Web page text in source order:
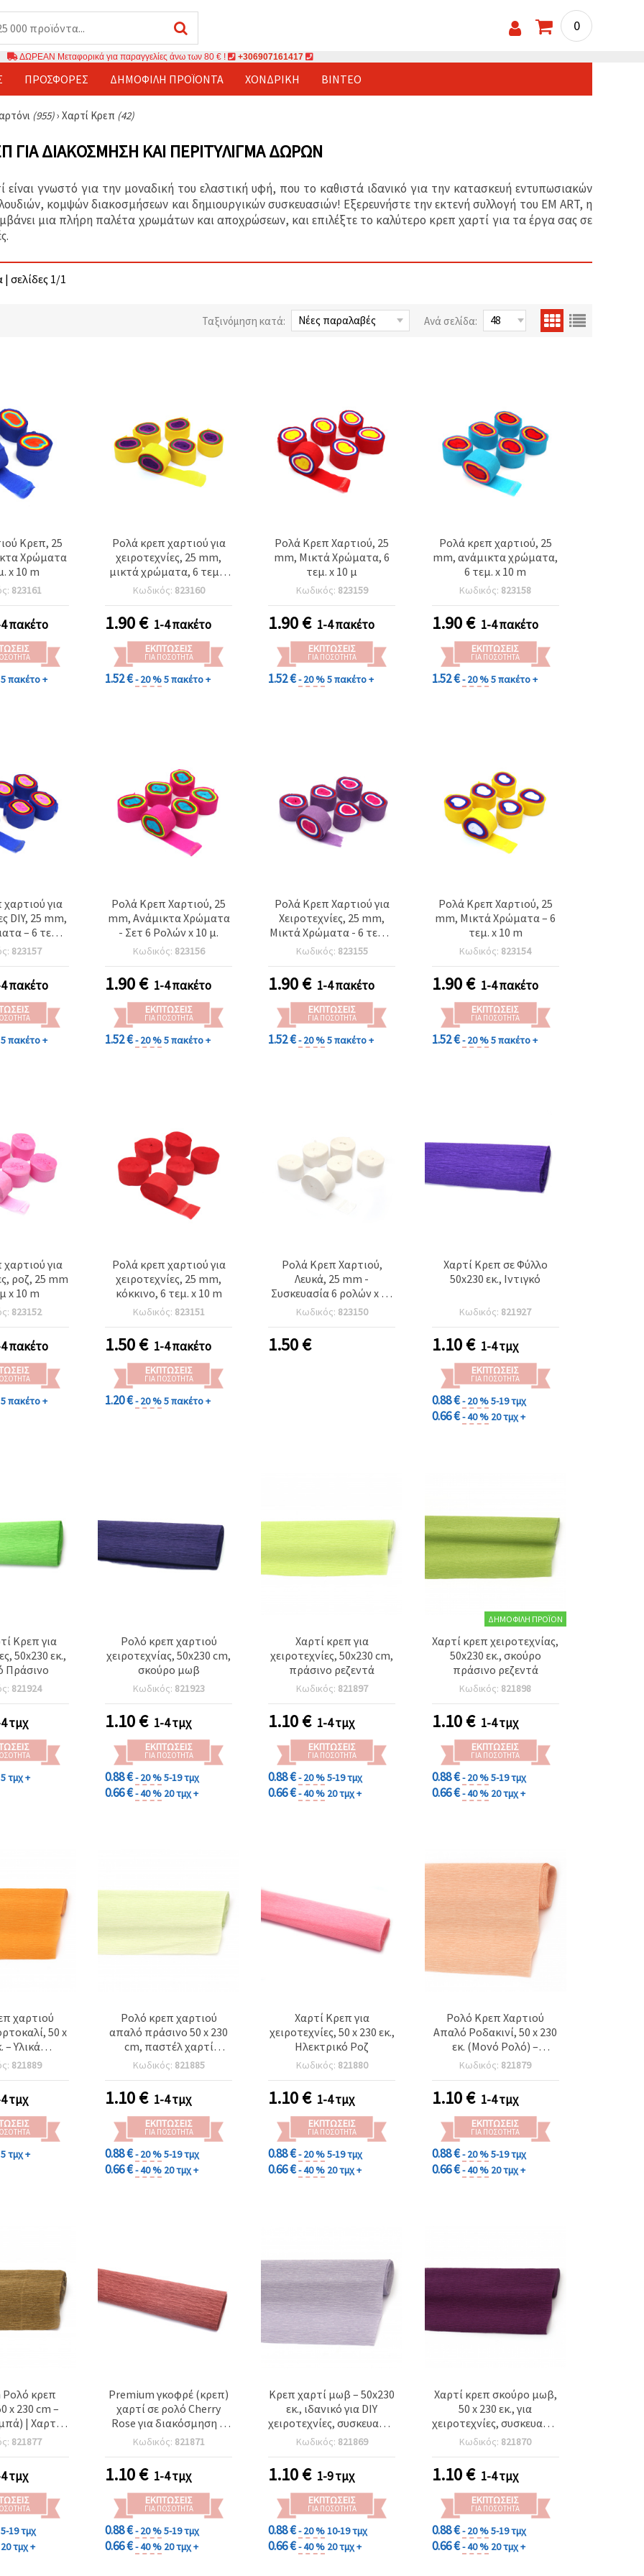
0
ΔΩΡΕΑΝ Μεταφορικά για παραγγελίες άνω των 80 € ! +306907161417
ΠΡΟΣΦΟΡΈΣ ΔΗΜΟΦΙΛΉ ΠΡΟΪΌΝΤΑ ΧΟΝΔΡΙΚΉ ΒΊΝΤΕΟ
(955)› Χαρτί Κρεπ (42)
ΓΙΑ ΔΙΑΚΌΣΜΗΣΗ ΚΑΙ ΠΕΡΙΤΎΛΙΓΜΑ ΔΏΡΩΝ
είναι γνωστό για την μοναδική του ελαστική υφή, που το καθιστά ιδανικό για την κατασκευή εντυπωσιακών
κομψών διακοσμήσεων και δημιουργικών συσκευασιών! Εξερευνήστε την εκτενή συλλογή του EM ART, η
μια πλήρη παλέτα χρωμάτων και αποχρώσεων, και επιλέξτε το καλύτερο κρεπ χαρτί για τα έργα σας σε
| σελίδες 1/1
Ταξινόμηση κατά: Ανά σελίδα:
Κρεπ, 25
Χρώματα
x 10 m
823161
πακέτο
5 πακέτο +
Ρολά κρεπ χαρτιού για
χειροτεχνίες, 25 mm,
μικτά χρώματα, 6 τεμ. x
10 m
Κωδικός: 823160
1.90€ 1-4 πακέτο
ΕΚΠΤΏΣΕΙΣ
ΓΙΑ ΠΟΣΌΤΗΤΑ
1.52 €- 20 %5 πακέτο +
Ρολά Κρεπ Χαρτιού, 25
mm, Μικτά Χρώματα, 6
τεμ. x 10 μ
Κωδικός: 823159
1.90€ 1-4 πακέτο
ΕΚΠΤΏΣΕΙΣ
ΓΙΑ ΠΟΣΌΤΗΤΑ
1.52 €- 20 %5 πακέτο +
Ρολά κρεπ χαρτιού, 25
mm, ανάμικτα χρώματα,
6 τεμ. x 10 m
Κωδικός: 823158
1.90€ 1-4 πακέτο
ΕΚΠΤΏΣΕΙΣ
ΓΙΑ ΠΟΣΌΤΗΤΑ
1.52 €- 20 %5 πακέτο +
για
DIY, 25 mm,
– 6 τεμ. x
m823157
πακέτο
5 πακέτο +
Ρολά Κρεπ Χαρτιού, 25
mm, Ανάμικτα Χρώματα
- Σετ 6 Ρολών x 10 μ.
Κωδικός: 823156
1.90€ 1-4 πακέτο
ΕΚΠΤΏΣΕΙΣ
ΓΙΑ ΠΟΣΌΤΗΤΑ
1.52 €- 20 %5 πακέτο +
Ρολά Κρεπ Χαρτιού για
Χειροτεχνίες, 25 mm,
Μικτά Χρώματα - 6 τεμ. x
10 μ.
Κωδικός: 823155
1.90€ 1-4 πακέτο
ΕΚΠΤΏΣΕΙΣ
ΓΙΑ ΠΟΣΌΤΗΤΑ
1.52 €- 20 %5 πακέτο +
Ρολά Κρεπ Χαρτιού, 25
mm, Μικτά Χρώματα – 6
τεμ. x 10 m
Κωδικός: 823154
1.90€ 1-4 πακέτο
ΕΚΠΤΏΣΕΙΣ
ΓΙΑ ΠΟΣΌΤΗΤΑ
1.52 €- 20 %5 πακέτο +
για
ροζ, 25 mm
x 10 m
823152
πακέτο
5 πακέτο +
Ρολά κρεπ χαρτιού για
χειροτεχνίες, 25 mm,
κόκκινο, 6 τεμ. x 10 m
Κωδικός: 823151
1.50€ 1-4 πακέτο
ΕΚΠΤΏΣΕΙΣ
ΓΙΑ ΠΟΣΌΤΗΤΑ
1.20 €- 20 %5 πακέτο +
Ρολά Κρεπ Χαρτιού,
Λευκά, 25 mm -
Συσκευασία 6 ρολών x 10
m
Κωδικός: 823150
1.50€
Χαρτί Κρεπ σε Φύλλο
50x230 εκ., Ιντιγκό
Κωδικός: 821927
1.10€ 1-4 τμχ
ΕΚΠΤΏΣΕΙΣ
ΓΙΑ ΠΟΣΌΤΗΤΑ
0.88 €- 20 %5-19 τμχ
0.66 €- 40 % 20 τμχ +
Κρεπ για
50x230 εκ.,
Πράσινο
821924
τμχ
5 τμχ +
Ρολό κρεπ χαρτιού
χειροτεχνίας, 50x230 cm,
σκούρο μωβ
Κωδικός: 821923
1.10€ 1-4 τμχ
ΕΚΠΤΏΣΕΙΣ
ΓΙΑ ΠΟΣΌΤΗΤΑ
0.88 €- 20 %5-19 τμχ
0.66 €- 40 % 20 τμχ +
Χαρτί κρεπ για
χειροτεχνίες, 50x230 cm,
πράσινο ρεζεντά
Κωδικός: 821897
1.10€ 1-4 τμχ
ΕΚΠΤΏΣΕΙΣ
ΓΙΑ ΠΟΣΌΤΗΤΑ
0.88 €- 20 %5-19 τμχ
0.66 €- 40 % 20 τμχ +
ΔΗΜΟΦΙΛΉ ΠΡΟΪΌΝ
Χαρτί κρεπ χειροτεχνίας,
50x230 εκ., σκούρο
πράσινο ρεζεντά
Κωδικός: 821898
1.10€ 1-4 τμχ
ΕΚΠΤΏΣΕΙΣ
ΓΙΑ ΠΟΣΌΤΗΤΑ
0.88 €- 20 %5-19 τμχ
0.66 €- 40 % 20 τμχ +
χαρτιού
50 x
– Υλικά
για
λουλούδια,
πάρτι και
δώρων
821889
τμχ
5 τμχ +
Ρολό κρεπ χαρτιού
απαλό πράσινο 50 x 230
cm, παστέλ χαρτί
χειροτεχνίας για DIY
κατασκευές, κατασκευή
λουλουδιών, διακόσμηση
πάρτι, τύλιγμα δώρου
και σχολικές εργασίες
Κωδικός: 821885
1.10€ 1-4 τμχ
ΕΚΠΤΏΣΕΙΣ
ΓΙΑ ΠΟΣΌΤΗΤΑ
0.88 €- 20 %5-19 τμχ
0.66 €- 40 % 20 τμχ +
Χαρτί Κρεπ για
χειροτεχνίες, 50 x 230 εκ.,
Ηλεκτρικό Ροζ
Κωδικός: 821880
1.10€ 1-4 τμχ
ΕΚΠΤΏΣΕΙΣ
ΓΙΑ ΠΟΣΌΤΗΤΑ
0.88 €- 20 %5-19 τμχ
0.66 €- 40 % 20 τμχ +
Ρολό Κρεπ Χαρτιού
Απαλό Ροδακινί, 50 x 230
εκ. (Μονό Ρολό) –
Ανάγλυφο Χαρτί
Χειροτεχνίας για DIY
Λουλούδια, Περιτύλιγμα
Δώρων & Διακόσμηση
Πάρτι
Κωδικός: 821879
1.10€ 1-4 τμχ
ΕΚΠΤΏΣΕΙΣ
ΓΙΑ ΠΟΣΌΤΗΤΑ
0.88 €- 20 %5-19 τμχ
0.66 €- 40 % 20 τμχ +
κρεπ
x 230 cm –
| Χαρτί
για DIY,
τύλιγμα
821877
τμχ
5-19 τμχ
20 τμχ +
Premium γκοφρέ (κρεπ)
χαρτί σε ρολό Cherry
Rose για διακόσμηση &
χειροτεχνίες, 50 x 230 εκ.
– απαλό ροζ (Blush Pink)
για DIY λουλούδια,
διακόσμηση πάρτι,
περιτύλιγμα δώρων
Κωδικός: 821871
1.10€ 1-4 τμχ
ΕΚΠΤΏΣΕΙΣ
ΓΙΑ ΠΟΣΌΤΗΤΑ
0.88 €- 20 %5-19 τμχ
0.66 €- 40 % 20 τμχ +
Κρεπ χαρτί μωβ – 50x230
εκ., ιδανικό για DIY
χειροτεχνίες, συσκευασία
δώρων, χάρτινα
λουλούδια και γιορτινές
διακοσμήσεις
Κωδικός: 821869
1.10€ 1-9 τμχ
ΕΚΠΤΏΣΕΙΣ
ΓΙΑ ΠΟΣΌΤΗΤΑ
0.88 €- 20 %10-19 τμχ
0.66 €- 40 % 20 τμχ +
Χαρτί κρεπ σκούρο μωβ,
50 x 230 εκ., για
χειροτεχνίες, συσκευασία
δώρου και
διακοσμητικές
κατασκευές
Κωδικός: 821870
1.10€ 1-4 τμχ
ΕΚΠΤΏΣΕΙΣ
ΓΙΑ ΠΟΣΌΤΗΤΑ
0.88 €- 20 %5-19 τμχ
0.66 €- 40 % 20 τμχ +